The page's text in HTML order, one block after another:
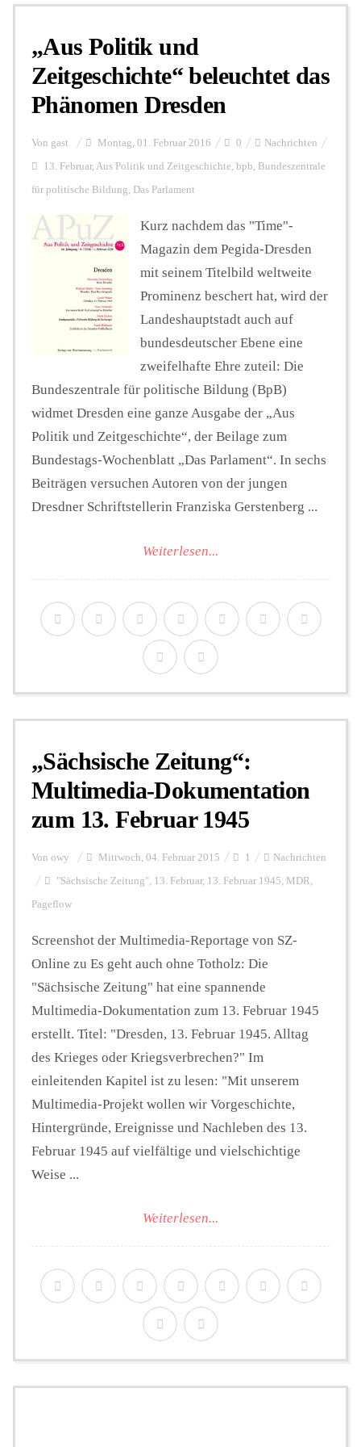
Personalien
Hintergrund
FUNKTURM-Beiträge
Podcast
Seminare
Unterstützen
„Aus Politik und
Zeitgeschichte“ beleuchtet das
Phänomen Dresden
Von gast Montag, 01. Februar 2016 0 Nachrichten
13. Februar, Aus Politik und Zeitgeschichte, bpb, Bundeszentrale
für politische Bildung, Das Parlament
Kurz nachdem das "Time"-
Magazin dem Pegida-Dresden
mit seinem Titelbild weltweite
Prominenz beschert hat, wird der
Landeshauptstadt auch auf
bundesdeutscher Ebene eine
zweifelhafte Ehre zuteil: Die
Bundeszentrale für politische Bildung (BpB)
widmet Dresden eine ganze Ausgabe der „Aus
Politik und Zeitgeschichte“, der Beilage zum
Bundestags-Wochenblatt „Das Parlament“. In sechs
Beiträgen versuchen Autoren von der jungen
Dresdner Schriftstellerin Franziska Gerstenberg ...
Weiterlesen...
„Sächsische Zeitung“:
Multimedia-Dokumentation
zum 13. Februar 1945
Von owy Mittwoch, 04. Februar 2015 1 Nachrichten
"Sächsische Zeitung", 13. Februar, 13. Februar 1945, MDR,
Pageflow
Screenshot der Multimedia-Reportage von SZ-
Online zu Es geht auch ohne Totholz: Die
"Sächsische Zeitung" hat eine spannende
Multimedia-Dokumentation zum 13. Februar 1945
erstellt. Titel: "Dresden, 13. Februar 1945. Alltag
des Krieges oder Kriegsverbrechen?" Im
einleitenden Kapitel ist zu lesen: "Mit unserem
Multimedia-Projekt wollen wir Vorgeschichte,
Hintergründe, Ereignisse und Nachleben des 13.
Februar 1945 auf vielfältige und vielschichtige
Weise ...
Weiterlesen...